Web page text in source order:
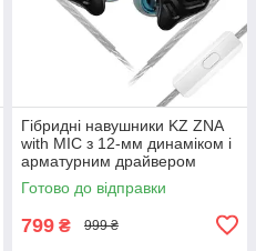
Гібридні навушники KZ ZNA
with MIC з 12-мм динаміком і
арматурним драйвером
(Чорний)
Готово до відправки
799 ₴ 999 ₴